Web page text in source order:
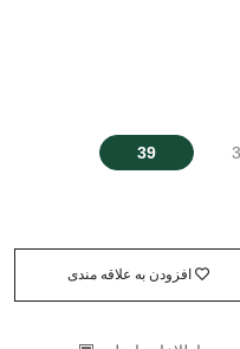
39
افزودن به علاقه مندی